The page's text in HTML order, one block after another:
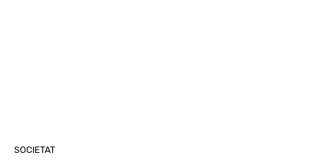
SOCIETAT